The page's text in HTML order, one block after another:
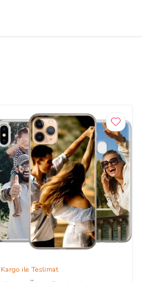
Kargo ile Teslimat